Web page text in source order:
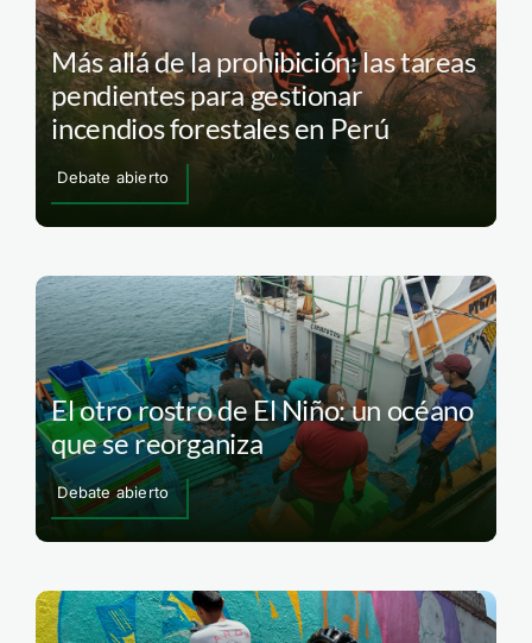
Más allá de la prohibición: las tareas
pendientes para gestionar
incendios forestales en Perú
Debate abierto
El otro rostro de El Niño: un océano
que se reorganiza
Debate abierto